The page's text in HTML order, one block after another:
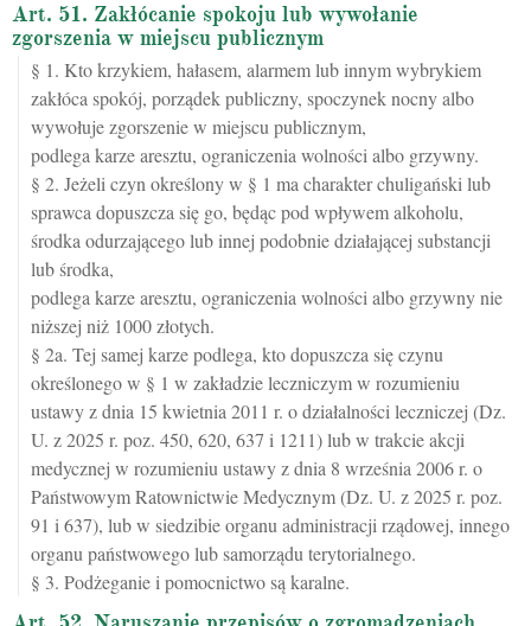
Art. 51. Zakłócanie spokoju lub wywołanie
zgorszenia w miejscu publicznym
§ 1. Kto krzykiem, hałasem, alarmem lub innym wybrykiem
zakłóca spokój, porządek publiczny, spoczynek nocny albo
wywołuje zgorszenie w miejscu publicznym,
podlega karze aresztu, ograniczenia wolności albo grzywny.
§ 2. Jeżeli czyn określony w § 1 ma charakter chuligański lub
sprawca dopuszcza się go, będąc pod wpływem alkoholu,
środka odurzającego lub innej podobnie działającej substancji
lub środka,
podlega karze aresztu, ograniczenia wolności albo grzywny nie
niższej niż 1000 złotych.
§ 2a. Tej samej karze podlega, kto dopuszcza się czynu
określonego w § 1 w zakładzie leczniczym w rozumieniu
ustawy z dnia 15 kwietnia 2011 r. o działalności leczniczej (Dz.
U. z 2025 r. poz. 450, 620, 637 i 1211) lub w trakcie akcji
medycznej w rozumieniu ustawy z dnia 8 września 2006 r. o
Państwowym Ratownictwie Medycznym (Dz. U. z 2025 r. poz.
91 i 637), lub w siedzibie organu administracji rządowej, innego
organu państwowego lub samorządu terytorialnego.
§ 3. Podżeganie i pomocnictwo są karalne.